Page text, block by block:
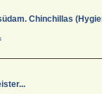
Chinchillas